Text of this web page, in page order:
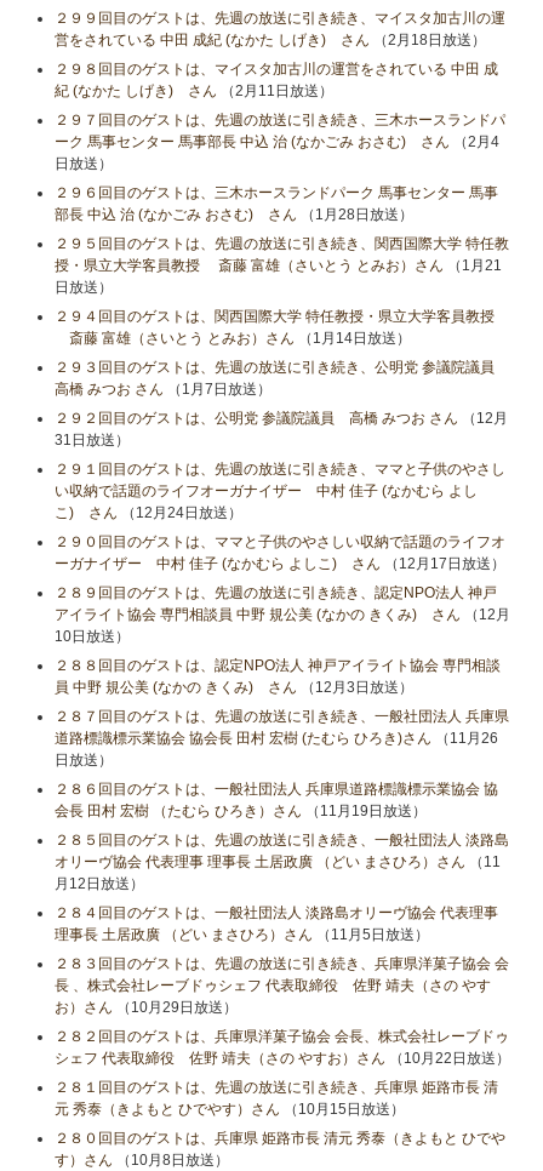
２９９回目のゲストは、先週の放送に引き続き、マイスタ加古川の運
営をされている 中田 成紀 (なかた しげき) さん （2月18日放送）
２９８回目のゲストは、マイスタ加古川の運営をされている 中田 成
紀 (なかた しげき) さん （2月11日放送）
２９７回目のゲストは、先週の放送に引き続き、三木ホースランドパ
ーク 馬事センター 馬事部長 中込 治 (なかごみ おさむ) さん （2月4
日放送）
２９６回目のゲストは、三木ホースランドパーク 馬事センター 馬事
部長 中込 治 (なかごみ おさむ) さん （1月28日放送）
２９５回目のゲストは、先週の放送に引き続き、関西国際大学 特任教
授・県立大学客員教授 斎藤 富雄（さいとう とみお）さん （1月21
日放送）
２９４回目のゲストは、関西国際大学 特任教授・県立大学客員教授
斎藤 富雄（さいとう とみお）さん （1月14日放送）
２９３回目のゲストは、先週の放送に引き続き、公明党 参議院議員
高橋 みつお さん （1月7日放送）
２９２回目のゲストは、公明党 参議院議員 高橋 みつお さん （12月
31日放送）
２９１回目のゲストは、先週の放送に引き続き、ママと子供のやさし
い収納で話題のライフオーガナイザー 中村 佳子 (なかむら よし
こ) さん （12月24日放送）
２９０回目のゲストは、ママと子供のやさしい収納で話題のライフオ
ーガナイザー 中村 佳子 (なかむら よしこ) さん （12月17日放送）
２８９回目のゲストは、先週の放送に引き続き、認定NPO法人 神戸
アイライト協会 専門相談員 中野 規公美 (なかの きくみ) さん （12月
10日放送）
２８８回目のゲストは、認定NPO法人 神戸アイライト協会 専門相談
員 中野 規公美 (なかの きくみ) さん （12月3日放送）
２８７回目のゲストは、先週の放送に引き続き、一般社団法人 兵庫県
道路標識標示業協会 協会長 田村 宏樹 (たむら ひろき)さん （11月26
日放送）
２８６回目のゲストは、一般社団法人 兵庫県道路標識標示業協会 協
会長 田村 宏樹 （たむら ひろき）さん （11月19日放送）
２８５回目のゲストは、先週の放送に引き続き、一般社団法人 淡路島
オリーヴ協会 代表理事 理事長 土居政廣 （どい まさひろ）さん （11
月12日放送）
２８４回目のゲストは、一般社団法人 淡路島オリーヴ協会 代表理事
理事長 土居政廣 （どい まさひろ）さん （11月5日放送）
２８３回目のゲストは、先週の放送に引き続き、兵庫県洋菓子協会 会
長 、株式会社レーブドゥシェフ 代表取締役 佐野 靖夫（さの やす
お）さん （10月29日放送）
２８２回目のゲストは、兵庫県洋菓子協会 会長、株式会社レーブドゥ
シェフ 代表取締役 佐野 靖夫（さの やすお）さん （10月22日放送）
２８１回目のゲストは、先週の放送に引き続き、兵庫県 姫路市長 清
元 秀泰（きよもと ひでやす）さん （10月15日放送）
２８０回目のゲストは、兵庫県 姫路市長 清元 秀泰（きよもと ひでや
す）さん （10月8日放送）